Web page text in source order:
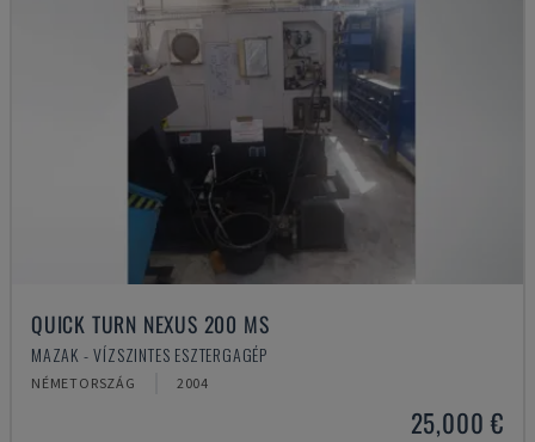
QUICK TURN NEXUS 200 MS
MAZAK - VÍZSZINTES ESZTERGAGÉP
NÉMETORSZÁG 2004
25,000 €